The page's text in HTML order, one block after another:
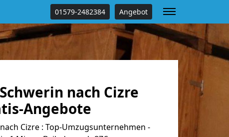
01579-2482384 Angebot
nach Cizre
Angebote
Cizre : Top-Umzugsunternehmen -